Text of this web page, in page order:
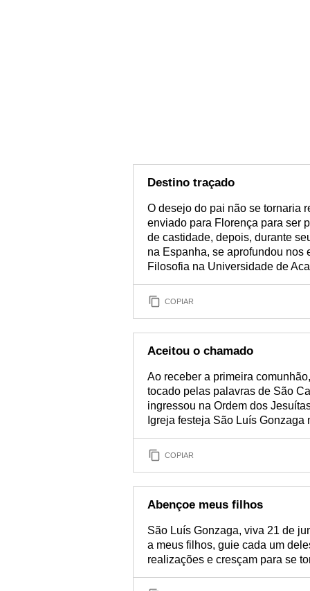
Destino traçado
O desejo do pai não se tornaria
enviado para Florença para ser
de castidade, depois, durante
na Espanha, se aprofundou nos
Filosofia na Universidade de
COPIAR
Aceitou o chamado
Ao receber a primeira
tocado pelas palavras de São
ingressou na Ordem dos
Igreja festeja São Luís Gonzaga
COPIAR
Abençoe meus filhos
São Luís Gonzaga, viva 21 de
a meus filhos, guie cada um
realizações e cresçam para se